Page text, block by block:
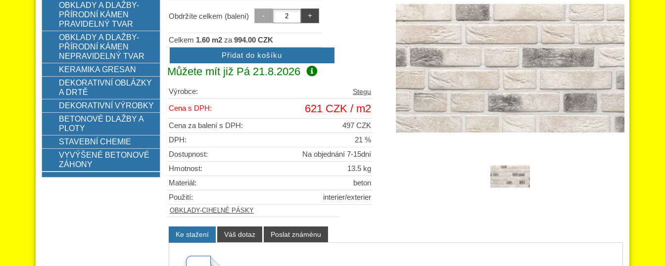
Obdržíte celkem (balení)
Celkem 1.60 m2 za 994.00 CZK
Můžete mít již Pá 21.8.2026
Výrobce: Stegu
Cena s DPH: 621 CZK / m2
Cena za balení s DPH:
497 CZK
DPH:
21 %
Dostupnost:
Na objednání 7-15dní
Hmotnost:
13.5 kg
Materiál:
beton
Použití:
interier/exterier
OBKLADY-CIHELNÉ PÁSKY
Ke stažení Váš dotaz Poslat známénu
OBKLADY A DLAŽBY-
PŘÍRODNÍ KÁMEN
PRAVIDELNÝ TVAR
OBKLADY A DLAŽBY-
PŘÍRODNÍ KÁMEN
NEPRAVIDELNÝ TVAR
KERAMIKA GRESAN
DEKORATIVNÍ OBLÁZKY
A DRTĚ
DEKORATIVNÍ VÝROBKY
BETONOVÉ DLAŽBY A
PLOTY
STAVEBNÍ CHEMIE
VYVÝŠENÉ BETONOVÉ
ZÁHONY